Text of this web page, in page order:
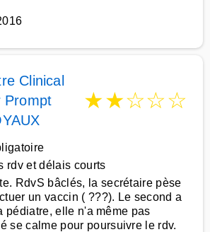
Clinical
Prompt
★★☆☆☆
rdv et délais courts
RdvS bâclés, la secrétaire pèse
un vaccin ( ???). Le second a
pédiatre, elle n'a même pas
se calme pour poursuivre le rdv.